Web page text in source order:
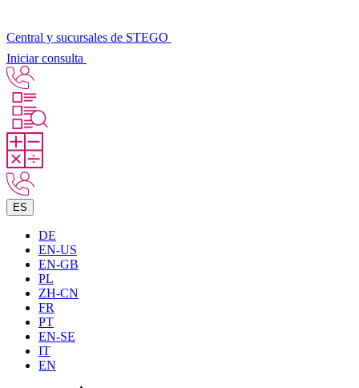
Central y sucursales de STEGO
Iniciar consulta
ES
DE
EN-US
EN-GB
PL
ZH-CN
FR
PT
EN-SE
IT
EN